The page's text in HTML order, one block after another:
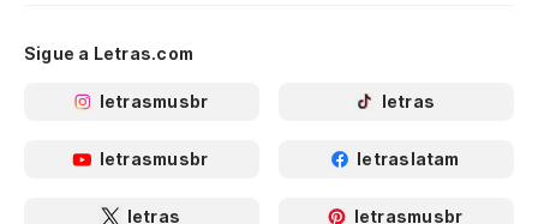
Sigue a Letras.com
letrasmusbr letras
letrasmusbr letraslatam
letras letrasmusbr